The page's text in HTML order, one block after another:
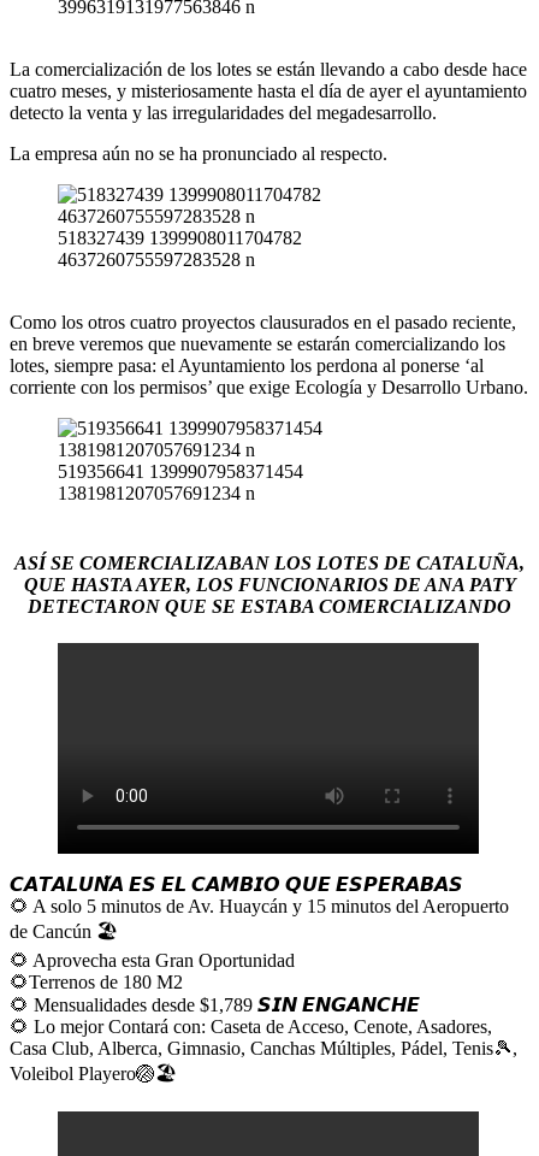
3996319131977563846 n
La comercialización de los lotes se están llevando a cabo desde hace
cuatro meses, y misteriosamente hasta el día de ayer el ayuntamiento
detecto la venta y las irregularidades del megadesarrollo.
La empresa aún no se ha pronunciado al respecto.
518327439 1399908011704782
4637260755597283528 n
Como los otros cuatro proyectos clausurados en el pasado reciente,
en breve veremos que nuevamente se estarán comercializando los
lotes, siempre pasa: el Ayuntamiento los perdona al ponerse ‘al
corriente con los permisos’ que exige Ecología y Desarrollo Urbano.
519356641 1399907958371454
1381981207057691234 n
ASÍ SE COMERCIALIZABAN LOS LOTES DE CATALUÑA,
QUE HASTA AYER, LOS FUNCIONARIOS DE ANA PATY
DETECTARON QUE SE ESTABA COMERCIALIZANDO
𝘾𝘼𝙏𝘼𝙇𝙐𝙉̃𝘼 𝙀𝙎 𝙀𝙇 𝘾𝘼𝙈𝘽𝙄𝙊 𝙌𝙐𝙀 𝙀𝙎𝙋𝙀𝙍𝘼𝘽𝘼𝙎
🌻 A solo 5 minutos de Av. Huaycán y 15 minutos del Aeropuerto
de Cancún 🏖
🌻 Aprovecha esta Gran Oportunidad
🌻Terrenos de 180 M2
🌻 Mensualidades desde $1,789 𝙎𝙄𝙉 𝙀𝙉𝙂𝘼𝙉𝘾𝙃𝙀
🌻 Lo mejor Contará con: Caseta de Acceso, Cenote, Asadores,
Casa Club, Alberca, Gimnasio, Canchas Múltiples, Pádel, Tenis🎾,
Voleibol Playero🏐🏖️